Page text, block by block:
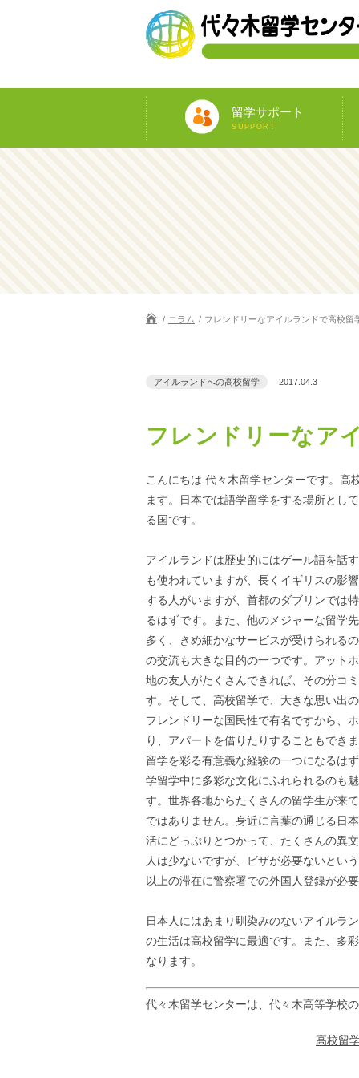
留学サポート
SUPPORT
コラム フレンドリーなアイルランドで高校留
アイルランドへの高校留学 2017.04.3
フレンドリーなア
こんにちは 代々木留学センターです。高
ます。日本では語学留学をする場所とし
る国です。
アイルランドは歴史的にはゲール語を話
も使われていますが、長くイギリスの影
する人がいますが、首都のダブリンでは
るはずです。また、他のメジャーな留学
多く、きめ細かなサービスが受けられる
の交流も大きな目的の一つです。アット
地の友人がたくさんできれば、その分コ
す。そして、高校留学で、大きな思い出
フレンドリーな国民性で有名ですから、
り、アパートを借りたりすることもでき
留学を彩る有意義な経験の一つになるは
学留学中に多彩な文化にふれられるのも
す。世界各地からたくさんの留学生が来
ではありません。身近に言葉の通じる日
活にどっぷりとつかって、たくさんの異
人は少ないですが、ビザが必要ないとい
以上の滞在に警察署での外国人登録が必
日本人にはあまり馴染みのないアイルラ
の生活は高校留学に最適です。また、多
なります。
代々木留学センターは、代々木高等学校
高校留